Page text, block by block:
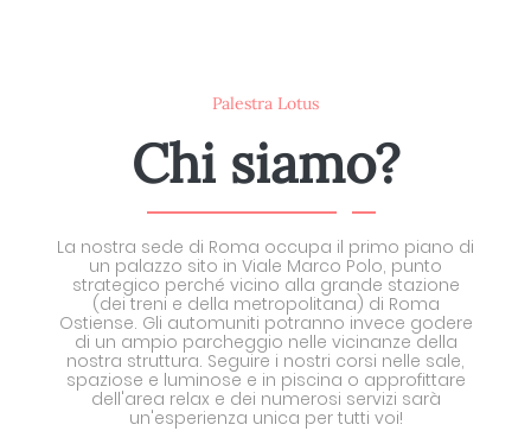
Palestra Lotus
Chi siamo?
La nostra sede di Roma occupa il primo piano di
un palazzo sito in Viale Marco Polo, punto
strategico perché vicino alla grande stazione
(dei treni e della metropolitana) di Roma
Ostiense. Gli automuniti potranno invece godere
di un ampio parcheggio nelle vicinanze della
nostra struttura. Seguire i nostri corsi nelle sale,
spaziose e luminose e in piscina o approfittare
dell'area relax e dei numerosi servizi sarà
un'esperienza unica per tutti voi!